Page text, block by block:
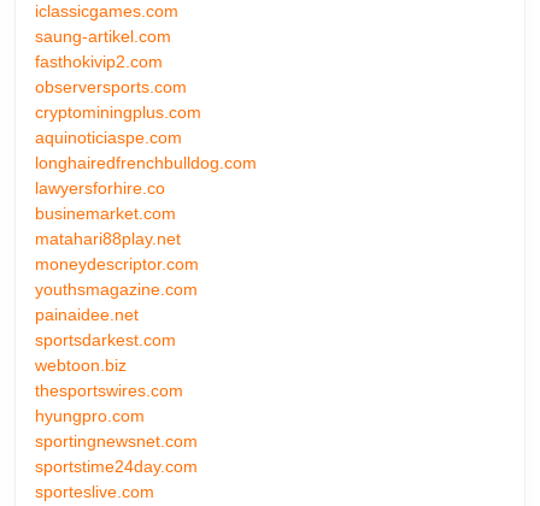
iclassicgames.com
saung-artikel.com
fasthokivip2.com
observersports.com
cryptominingplus.com
aquinoticiaspe.com
longhairedfrenchbulldog.com
lawyersforhire.co
businemarket.com
matahari88play.net
moneydescriptor.com
youthsmagazine.com
painaidee.net
sportsdarkest.com
webtoon.biz
thesportswires.com
hyungpro.com
sportingnewsnet.com
sportstime24day.com
sporteslive.com